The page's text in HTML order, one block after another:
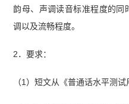
韵母、声调读音标准程度的同
调以及流畅程度。
2．要求：
（1）短文从《普通话水平测试